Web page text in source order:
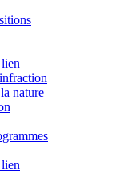
nature